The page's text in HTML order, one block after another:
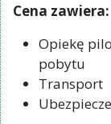
Cena zawiera:
Opiekę
pobytu
Transport